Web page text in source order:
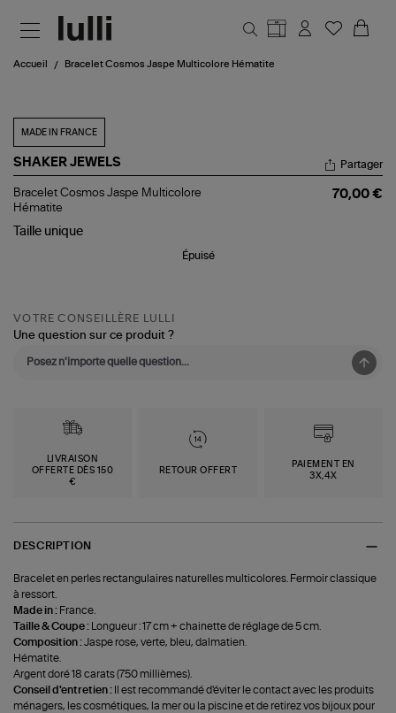
Accueil Bracelet Cosmos Jaspe Multicolore Hématite
MADE IN FRANCE
SHAKER JEWELS
Bracelet
Cosmos
Multicolore
Partager
Bracelet Cosmos Jaspe Multicolore
Hématite
70,00 €
Taille unique
Épuisé
VOTRE CONSEILLÈRE LULLI
Une question sur ce produit ?
LIVRAISON
OFFERTE DÈS 150
€
RETOUR OFFERT
PAIEMENT EN
3X,4X
DESCRIPTION
Bracelet en perles rectangulaires naturelles multicolores. Fermoir classique
à ressort.
Made in : France.
Taille & Coupe :
Longueur : 17 cm + chainette de réglage de 5 cm.
Composition :Jaspe rose, verte, bleu, dalmatien.
Hématite.
Argent doré 18 carats (750 millièmes).
Conseil d'entretien :
Il est recommandé d'éviter le contact avec les produits
ménagers, les cosmétiques, la mer ou la piscine et de retirez vos bijoux pour